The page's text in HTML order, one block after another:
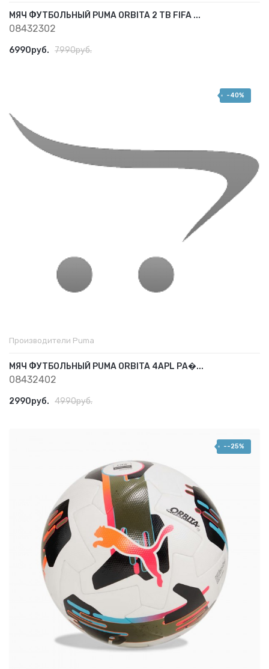
МЯЧ ФУТБОЛЬНЫЙ PUMA ORBITA 2 TB FIFA ...
08432302
6990руб. 7990руб.
-40%
Производители Puma
МЯЧ ФУТБОЛЬНЫЙ PUMA ORBITA 4APL РА�...
08432402
2990руб. 4990руб.
--25%